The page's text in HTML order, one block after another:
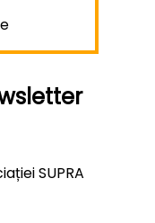
SUPRA